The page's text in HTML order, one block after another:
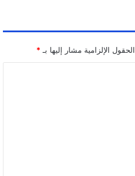
الحقول الإلزامية مشار إليها بـ *